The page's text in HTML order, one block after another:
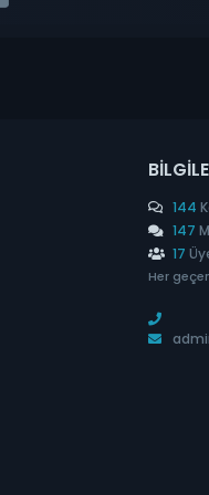
144
147
17
Her